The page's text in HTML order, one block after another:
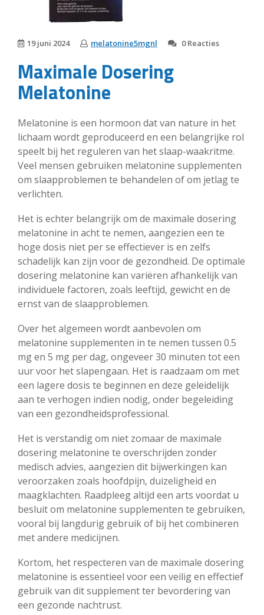
19 juni 2024 melatonine5mgnl 0 Reacties
Maximale Dosering
Melatonine
Melatonine is een hormoon dat van nature in het
lichaam wordt geproduceerd en een belangrijke rol
speelt bij het reguleren van het slaap-waakritme.
Veel mensen gebruiken melatonine supplementen
om slaapproblemen te behandelen of om jetlag te
verlichten.
Het is echter belangrijk om de maximale dosering
melatonine in acht te nemen, aangezien een te
hoge dosis niet per se effectiever is en zelfs
schadelijk kan zijn voor de gezondheid. De optimale
dosering melatonine kan variëren afhankelijk van
individuele factoren, zoals leeftijd, gewicht en de
ernst van de slaapproblemen.
Over het algemeen wordt aanbevolen om
melatonine supplementen in te nemen tussen 0.5
mg en 5 mg per dag, ongeveer 30 minuten tot een
uur voor het slapengaan. Het is raadzaam om met
een lagere dosis te beginnen en deze geleidelijk
aan te verhogen indien nodig, onder begeleiding
van een gezondheidsprofessional.
Het is verstandig om niet zomaar de maximale
dosering melatonine te overschrijden zonder
medisch advies, aangezien dit bijwerkingen kan
veroorzaken zoals hoofdpijn, duizeligheid en
maagklachten. Raadpleeg altijd een arts voordat u
besluit om melatonine supplementen te gebruiken,
vooral bij langdurig gebruik of bij het combineren
met andere medicijnen.
Kortom, het respecteren van de maximale dosering
melatonine is essentieel voor een veilig en effectief
gebruik van dit supplement ter bevordering van
een gezonde nachtrust.